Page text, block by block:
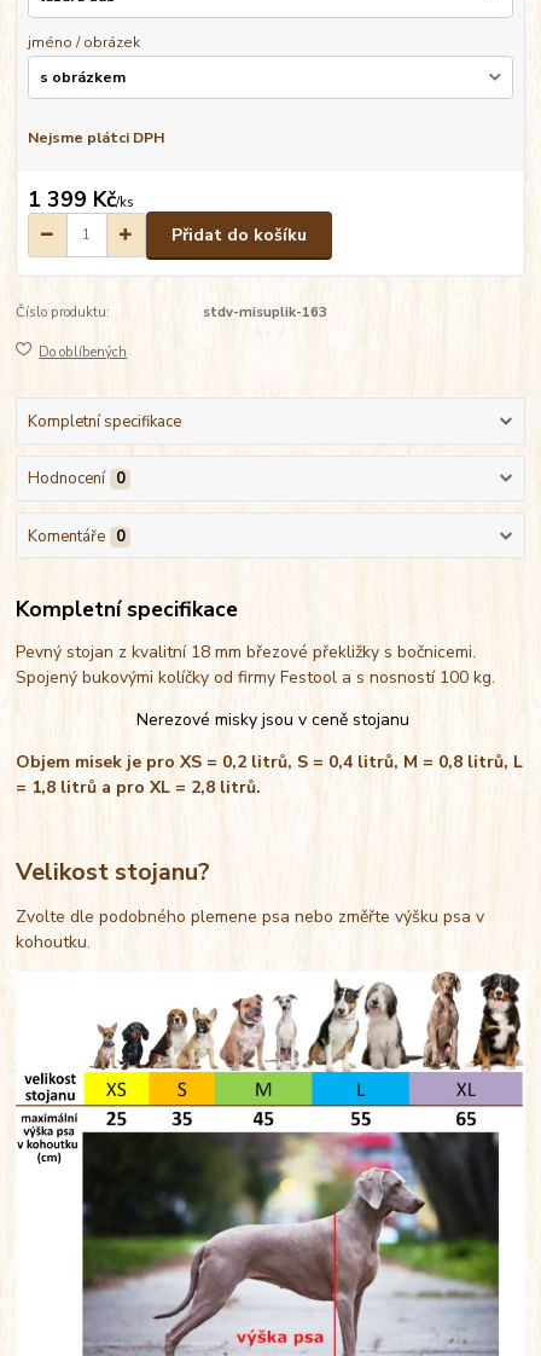
jméno / obrázek
Nejsme plátci DPH
1 399 Kč/ks
Přidat do košíku
Číslo produktu: stdv-misuplik-163
Do oblíbených
Kompletní specifikace
Hodnocení 0
Komentáře 0
Kompletní specifikace
Pevný stojan z kvalitní 18 mm březové překližky s bočnicemi.
Spojený bukovými kolíčky od firmy Festool a s nosností 100 kg.
Nerezové misky jsou v ceně stojanu
Objem misek je pro XS = 0,2 litrů, S = 0,4 litrů, M = 0,8 litrů, L
= 1,8 litrů a pro XL = 2,8 litrů.
Velikost stojanu?
Zvolte dle podobného plemene psa nebo změřte výšku psa v
kohoutku.